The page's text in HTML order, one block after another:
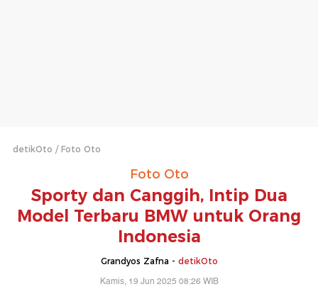
detikOto Foto Oto
Foto Oto
Sporty dan Canggih, Intip Dua
Model Terbaru BMW untuk Orang
Indonesia
Grandyos Zafna - detikOto
Kamis, 19 Jun 2025 08:26 WIB